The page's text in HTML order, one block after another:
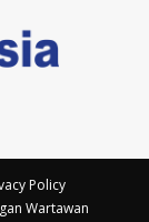
Policy
Wartawan